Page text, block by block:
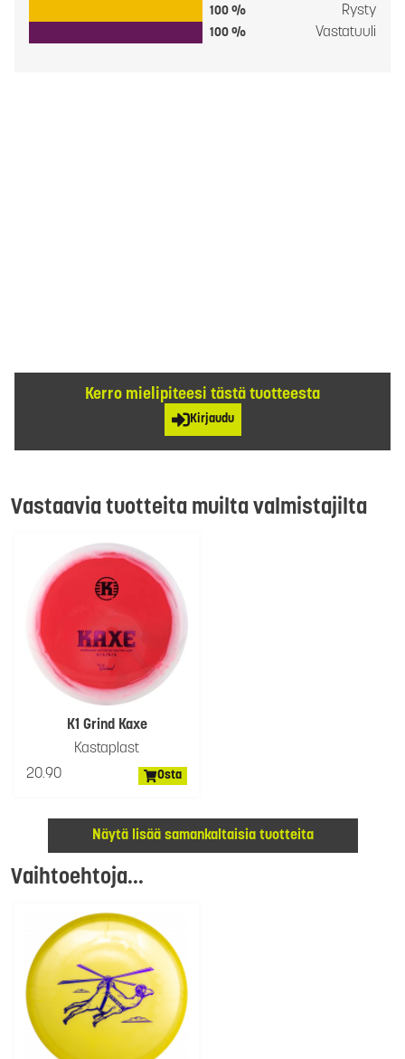
100 % Rysty
100 % Vastatuuli
Kerro mielipiteesi tästä tuotteesta
Kirjaudu
Vastaavia tuotteita muilta valmistajilta
K1 Grind Kaxe
Kastaplast
20.90
Osta
Näytä lisää samankaltaisia tuotteita
Vaihtoehtoja...